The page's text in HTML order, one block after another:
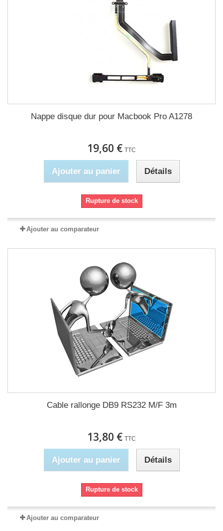
Nappe disque dur pour Macbook Pro A1278
19,60 € TTC
Ajouter au panier Détails
Rupture de stock
Ajouter au comparateur
Cable rallonge DB9 RS232 M/F 3m
13,80 € TTC
Ajouter au panier Détails
Rupture de stock
Ajouter au comparateur